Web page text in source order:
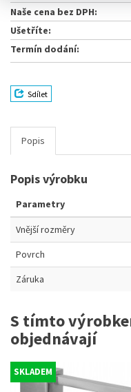
Naše cena bez DPH:
Ušetříte:
Termín dodání:
Sdílet
Popis
Popis výrobku
Parametry
Vnější rozměry
Povrch
Záruka
S tímto
objednávají
SKLADEM